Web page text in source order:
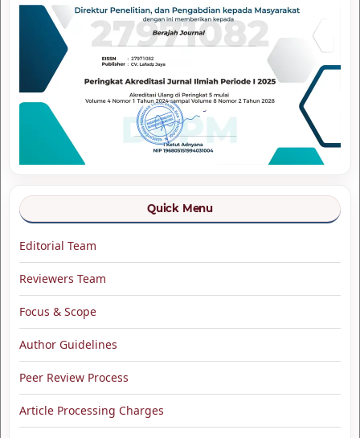
Quick Menu
Editorial Team
Reviewers Team
Focus & Scope
Author Guidelines
Peer Review Process
Article Processing Charges